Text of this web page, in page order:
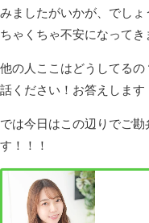
みましたがいかが、でし
ちゃくちゃ不安になってき
他の人ここはどうしてる
話ください！お答えします
では今日はこの辺りでご
す！！！